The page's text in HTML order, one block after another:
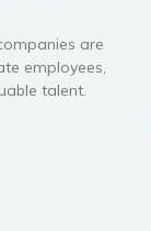
are
employees,
talent.